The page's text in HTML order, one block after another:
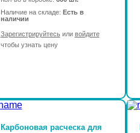
Наличие на складе: Есть в
наличии
Зарегистрируйтесьили войдите
чтобы узнать цену
Карбоновая расческа для